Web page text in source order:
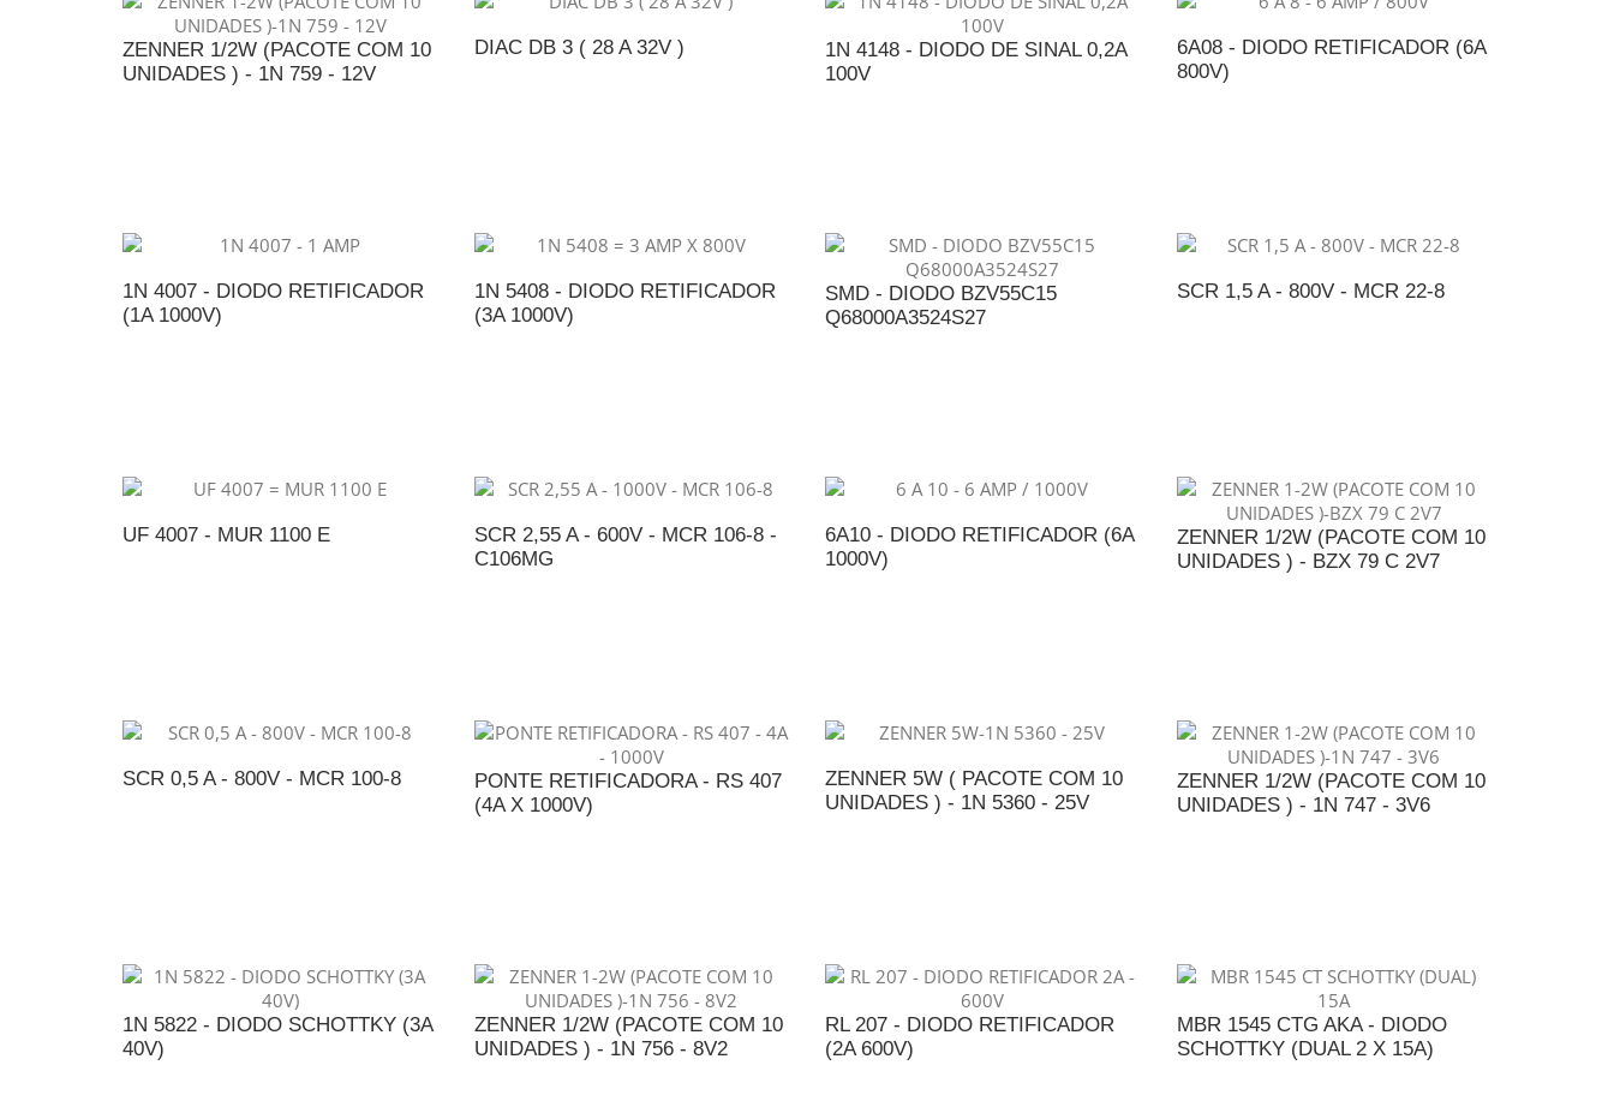
ZENNER 1/2W (PACOTE COM 10
UNIDADES ) - 1N 759 - 12V
DIAC DB 3 ( 28 A 32V )
1N 4148 - DIODO DE SINAL 0,2A
100V
6A08 - DIODO RETIFICADOR (6A
800V)
1N 4007 - DIODO RETIFICADOR
(1A 1000V)
1N 5408 - DIODO RETIFICADOR
(3A 1000V)
SMD - DIODO BZV55C15
Q68000A3524S27
SCR 1,5 A - 800V - MCR 22-8
UF 4007 - MUR 1100 E
SCR 2,55 A - 600V - MCR 106-8 -
C106MG
6A10 - DIODO RETIFICADOR (6A
1000V)
ZENNER 1/2W (PACOTE COM 10
UNIDADES ) - BZX 79 C 2V7
SCR 0,5 A - 800V - MCR 100-8
PONTE RETIFICADORA - RS 407
(4A X 1000V)
ZENNER 5W ( PACOTE COM 10
UNIDADES ) - 1N 5360 - 25V
ZENNER 1/2W (PACOTE COM 10
UNIDADES ) - 1N 747 - 3V6
1N 5822 - DIODO SCHOTTKY (3A
40V)
ZENNER 1/2W (PACOTE COM 10
UNIDADES ) - 1N 756 - 8V2
RL 207 - DIODO RETIFICADOR
(2A 600V)
MBR 1545 CTG AKA - DIODO
SCHOTTKY (DUAL 2 X 15A)